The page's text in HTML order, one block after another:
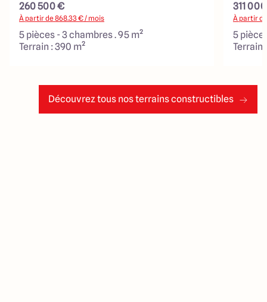
260 500 €
À partir de868.33€ / mois
5 pièces - 3 chambres . 95 m²
Terrain : 390 m²
311
À partir
5
Terrain
Découvrez tous nos terrains constructibles